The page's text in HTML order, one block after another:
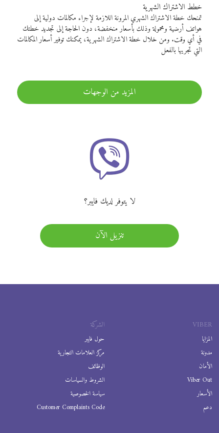
خطط الاشتراك الشهرية
تمنحك خطة الاشتراك الشهري المرونة اللازمة لإجراء مكالمات دولية إلى
هواتف أرضية ومحمولة وذلك بأسعار منخفضة، دون الحاجة إلى تجديد خطتك
في أي وقت. ومن خلال خطة الاشتراك الشهرية، يمكنك توفير أسعار المكالمات
التي تجريها بالفعل
المزيد من الوجهات
لا يتوفر لديك فايبر؟
تنزيل الآن
VIBER
المزايا
مدونة
الأمان
Viber Out
الأسعار
دعم
الشركة
حول فايبر
مركز العلامات التجارية
الوظائف
الشروط والسياسات
سياسة الخصوصية
Customer Complaints Code